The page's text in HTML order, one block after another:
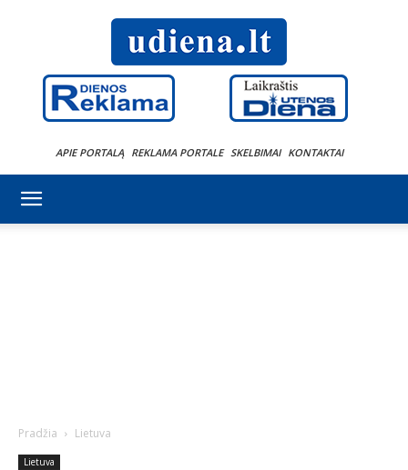
APIE PORTALĄ REKLAMA PORTALE SKELBIMAI KONTAKTAI
Pradžia Lietuva
Lietuva